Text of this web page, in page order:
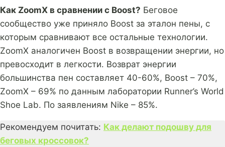
Как ZoomX в сравнении с Boost? Беговое
сообщество уже приняло Boost за эталон пены, с
которым сравнивают все остальные технологии.
ZoomX аналогичен Boost в возвращении энергии, но
превосходит в легкости. Возврат энергии
большинства пен составляет 40-60%, Boost – 70%,
ZoomX – 69% по данным лаборатории Runner’s World
Shoe Lab. По заявлениям Nike – 85%.
Рекомендуем почитать: Как делают подошву для
беговых кроссовок?